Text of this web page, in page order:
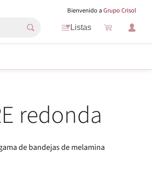
Bienvenido aGrupo Crisol
Listas
redonda
de bandejas de melamina